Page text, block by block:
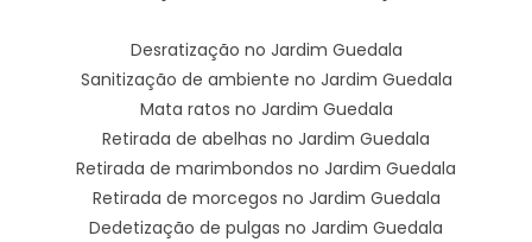
Desratização no Jardim Guedala
Sanitização de ambiente no Jardim Guedala
Mata ratos no Jardim Guedala
Retirada de abelhas no Jardim Guedala
Retirada de marimbondos no Jardim Guedala
Retirada de morcegos no Jardim Guedala
Dedetização de pulgas no Jardim Guedala